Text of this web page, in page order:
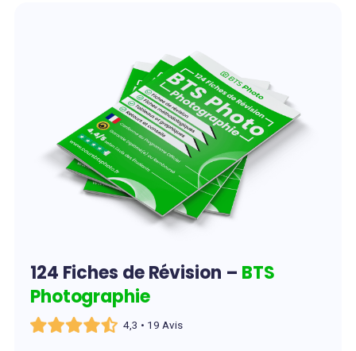
124 Fiches de Révision – BTS
Photographie
4,3 • 19 Avis